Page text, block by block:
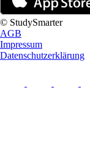
© StudySmarter
AGB
Impressum
Datenschutzerklärung